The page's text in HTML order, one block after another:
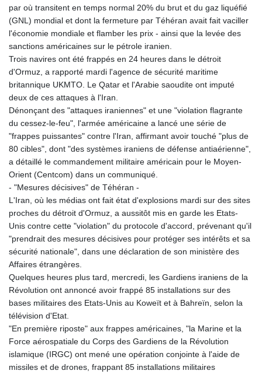
par où transitent en temps normal 20% du brut et du gaz liquéfié
(GNL) mondial et dont la fermeture par Téhéran avait fait vaciller
l'économie mondiale et flamber les prix - ainsi que la levée des
sanctions américaines sur le pétrole iranien.
Trois navires ont été frappés en 24 heures dans le détroit
d'Ormuz, a rapporté mardi l'agence de sécurité maritime
britannique UKMTO. Le Qatar et l'Arabie saoudite ont imputé
deux de ces attaques à l'Iran.
Dénonçant des "attaques iraniennes" et une "violation flagrante
du cessez-le-feu", l'armée américaine a lancé une série de
"frappes puissantes" contre l'Iran, affirmant avoir touché "plus de
80 cibles", dont "des systèmes iraniens de défense antiaérienne",
a détaillé le commandement militaire américain pour le Moyen-
Orient (Centcom) dans un communiqué.
- "Mesures décisives" de Téhéran -
L'Iran, où les médias ont fait état d'explosions mardi sur des sites
proches du détroit d'Ormuz, a aussitôt mis en garde les Etats-
Unis contre cette "violation" du protocole d'accord, prévenant qu'il
"prendrait des mesures décisives pour protéger ses intérêts et sa
sécurité nationale", dans une déclaration de son ministère des
Affaires étrangères.
Quelques heures plus tard, mercredi, les Gardiens iraniens de la
Révolution ont annoncé avoir frappé 85 installations sur des
bases militaires des Etats-Unis au Koweït et à Bahreïn, selon la
télévision d'Etat.
"En première riposte" aux frappes américaines, "la Marine et la
Force aérospatiale du Corps des Gardiens de la Révolution
islamique (IRGC) ont mené une opération conjointe à l'aide de
missiles et de drones, frappant 85 installations militaires